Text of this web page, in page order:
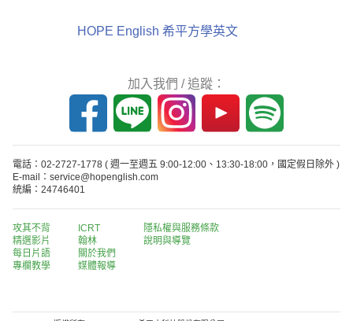
HOPE English 希平方學英文
加入我們 / 追蹤：
電話：02-2727-1778 ( 週一至週五 9:00-12:00、13:30-18:00，國定假日除外 )
E-mail：service@hopenglish.com
統編：24746401
攻其不背
精選影片
每日片語
專欄教學
ICRT
翰林
關於我們
媒體報導
隱私權與服務條款
說明與導覽